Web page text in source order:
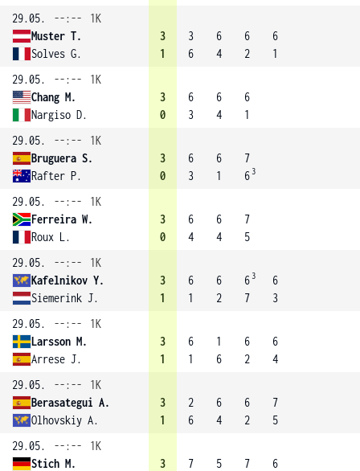
29.05.
--:--
1K
Muster T.
Solves G.
3
1
3
6
6
4
6
2
6
1
29.05.
--:--
1K
Chang M.
Nargiso D.
3
0
6
3
6
4
6
1
29.05.
--:--
1K
Bruguera S.
Rafter P.
3
0
6
3
6
1
7
6 3
29.05. --:--
1K
Ferreira W.
Roux L.
3
0
6
4
6
4
7
5
29.05.
--:--
1K
Kafelnikov Y.
Siemerink J.
3
1
6
1
6
2
6 3
7
6
3
29.05.
--:--
1K
Larsson M.
Arrese J.
3
1
6
1
1
6
6
2
6
4
29.05.
--:--
1K
Berasategui A.
Olhovskiy A.
3
1
2
6
6
4
6
2
7
5
29.05.
--:--
1K
Stich M.
3
7
5
7
6